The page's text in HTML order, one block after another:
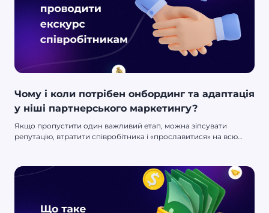
Чому і коли потрібен онбординг та адаптація
у ніші партнерського маркетингу?
Якщо пропустити один важливий етап, можна зіпсувати
репутацію, втратити співробітника і «прославитися» на всю